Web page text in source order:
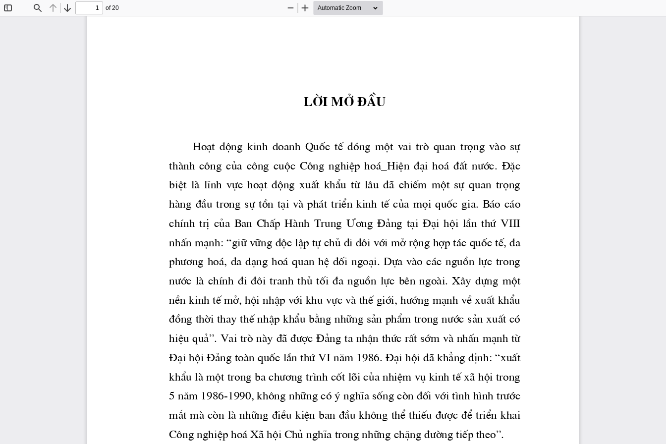
Find Previous
Next
of 20
Zoom
Zoom
Lêi më ®Çu
Ho¹t  ®éng  kinh  doanh  Quèc  tÕ  ®ãng  mét  vai  trß  quan  träng  vμo  sù
thμnh  c«ng  cña  c«ng  cuéc  C«ng  nghiÖp  ho ̧_HiÖn  ®¹i  ho ̧  ®Êt n­íc.
  §Æc
biÖt  lμ  lÜnh  vùc  ho¹t  ®éng  xuÊt  khÈu  tõ  l©u  ®·  chiÕm  mét  sù  quan  träng
hμng  ®Çu  trong  sù  tån  t¹i  vμ  ph ̧t  triÓn  kinh  tÕ  cña  mäi  quèc  gia.  B ̧o  c ̧o
chÝnh  trÞ  cña  Ban  ChÊp  Hμnh  Trung  ¦¬ng  §¶ng  t¹i  §¹i  héi  lÇn  thø  VIII
nhÊn m¹nh: “gi÷ v÷ng ®éc lËp tù chñ ®i ®«i víi më réng hîp t ̧c quèc tÕ, ®a
ph­¬ng ho ̧, ®a d¹ng ho ̧ quan hÖ ®èi ngo¹i. Dùa vμo c ̧c nguån lùc trong
n­íc
  lμ  chÝnh  ®i  ®«i  tranh  thñ  tèi  ®a  nguån  lùc  bªn  ngoμi.  X©y  dùng  mét
nÒn kinh tÕ më, héi nhËp víi khu vùc vμ thÕ giíi, h­íng m¹nh vÒ xuÊt khÈu
®ång thêi thay thÕ nhËp khÈu b»ng nh÷ng s¶n phÈm trong n­íc s¶n xuÊt cã
hiÖu qu¶”. Vai trß nμy ®· ®­îc §¶ng ta nhËn thøc rÊt sím vμ nhÊn m¹nh tõ
§¹i héi §¶ng toμn quèc lÇn thø VI n ̈m 1986. §¹i héi ®· kh¼ng ®Þnh: “xuÊt
khÈu lμ mét trong ba ch­¬ng tr×nh cèt lâi cña nhiÖm vô kinh tÕ x· héi trong
5 n ̈m 1986-1990, kh«ng nh÷ng cã ý nghÜa sèng cßn ®èi víi t×nh h×nh tr­íc
m¾t mμ cßn lμ nh÷ng ®iÒu kiÖn ban ®Çu kh«ng thÓ thiÕu ®­îc ®Ó triÓn khai
C«ng nghiÖp ho ̧ X· héi Chñ nghÜa trong nh÷ng chÆng ®­êng tiÕp theo”.